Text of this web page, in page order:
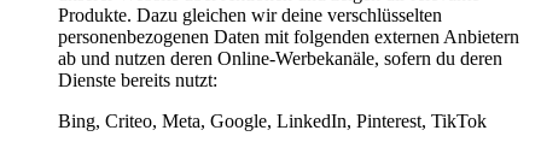
Produkte. Dazu gleichen wir deine verschlüsselten
personenbezogenen Daten mit folgenden externen Anbietern
ab und nutzen deren Online-Werbekanäle, sofern du deren
Dienste bereits nutzt:
Bing, Criteo, Meta, Google, LinkedIn, Pinterest, TikTok